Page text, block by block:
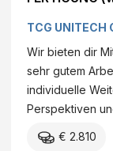
TCG UNITECH
Wir bieten dir
sehr gutem
individuelle
Perspektiven
€ 2.810